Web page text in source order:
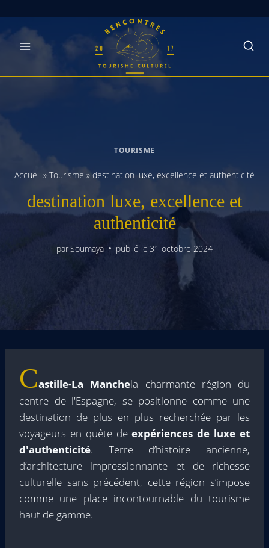
TOURISME
Accueil » Tourisme » destination luxe, excellence et authenticité
destination luxe, excellence et
authenticité
parSoumaya publié le 31 octobre 2024
Castille-La Manchela charmante région du
centre de l'Espagne, se positionne comme une
destination de plus en plus recherchée par les
voyageurs en quête deexpériences de luxe et
d'authenticité. Terre d’histoire ancienne,
d’architecture impressionnante et de richesse
culturelle sans précédent, cette région s’impose
comme une place incontournable du tourisme
haut de gamme.